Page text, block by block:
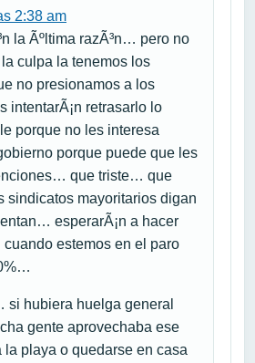
2:38 am
la Ãºltima razÃ³n… pero no
culpa la tenemos los
no presionamos a los
intentarÃ¡n retrasarlo lo
porque no les interesa
porque puede que les
que triste… que
sindicatos mayoritarios digan
esperarÃ¡n a hacer
cuando estemos en el paro
si hubiera huelga general
gente aprovechaba ese
la playa o quedarse en casa